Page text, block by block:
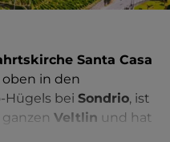
Santa Casa
oben in den
Hügels bei Sondrio, ist
Veltlin und hat